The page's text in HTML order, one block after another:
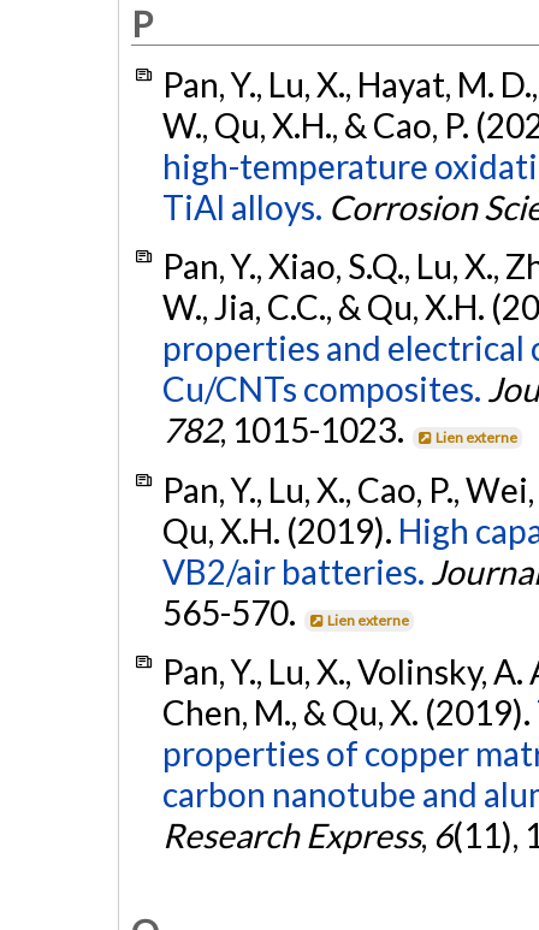
P
Pan, Y., Lu, X., Hayat, M.
W., Qu, X.H., & Cao, P.
high-temperature
TiAl alloys. Corrosion
Pan, Y., Xiao, S.Q., Lu, X.,
W., Jia, C.C., & Qu, X.H.
properties and
Cu/CNTs composites.
782, 1015-1023. Lien externe
Pan, Y., Lu, X., Cao, P.,
Qu, X.H. (2019). High
VB2/air batteries.
565-570.
Lien externe
Pan, Y., Lu, X., Volinsky, A.
Chen, M., & Qu, X. (2019).
properties of copper
carbon nanotube and
Research Express, 6(11),